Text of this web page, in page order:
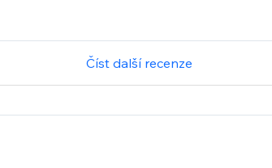
Číst další recenze